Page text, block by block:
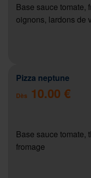
Base sauce tomate,
oignons, lardons de
Pizza neptune
Dès 10.00 €
Base sauce tomate,
fromage